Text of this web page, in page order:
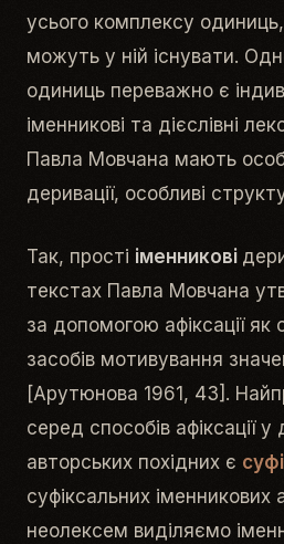
усього комплексу одиниць,
можуть у ній існувати.
одиниць переважно є
іменникові та дієслівні
Павла Мовчана мають
деривації, особливі
Так, прості іменникові
текстах Павла Мовчана
за допомогою афіксації як
засобів мотивування
[Арутюнова 1961, 43].
серед способів афіксації
авторських похідних є
суфіксальних іменникових
неолексем виділяємо